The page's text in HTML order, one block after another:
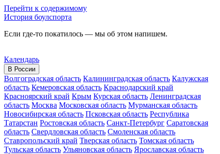
Перейти к содержимому
История боулспорта
Если где-то покатилось — мы об этом напишем.
Календарь
В России
Волгоградская область Калининградская область Калужская
область Кемеровская область Краснодарский край
Красноярский край Крым Курская область Ленинградская
область Москва Московская область Мурманская область
Новосибирская область Псковская область Республика
Татарстан Ростовская область Санкт-Петербург Саратовская
область Свердловская область Смоленская область
Ставропольский край Тверская область Томская область
Тульская область Ульяновская область Ярославская область